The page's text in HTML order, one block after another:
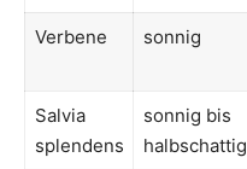
Verbene sonnig
Salvia
splendens
sonnig bis
halbschattig